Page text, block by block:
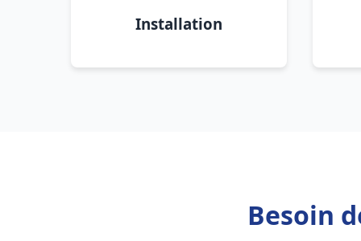
Installation
Besoin